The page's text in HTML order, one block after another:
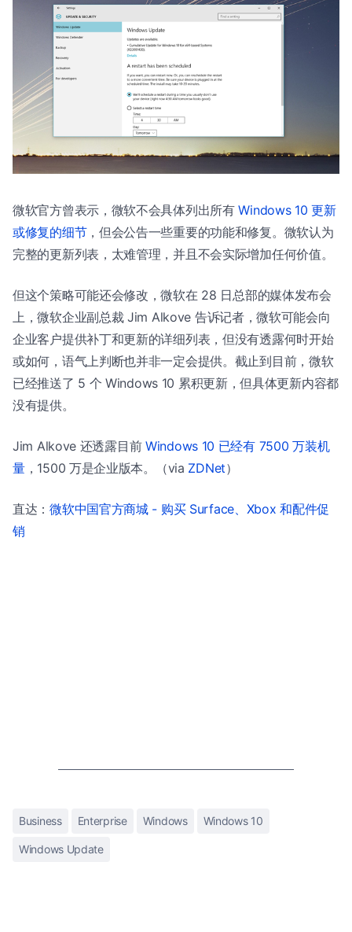
微软官方曾表示，微软不会具体列出所有Windows 10 更新
或修复的细节，但会公告一些重要的功能和修复。微软认为
完整的更新列表，太难管理，并且不会实际增加任何价值。
但这个策略可能还会修改，微软在 28 日总部的媒体发布会
上，微软企业副总裁 Jim Alkove 告诉记者，微软可能会向
企业客户提供补丁和更新的详细列表，但没有透露何时开始
或如何，语气上判断也并非一定会提供。截止到目前，微软
已经推送了 5 个 Windows 10 累积更新，但具体更新内容都
没有提供。
Jim Alkove 还透露目前 Windows 10 已经有 7500 万装机
量，1500 万是企业版本。（via ZDNet）
直达：微软中国官方商城 - 购买 Surface、Xbox 和配件促
销
Business Enterprise Windows Windows 10
Windows Update